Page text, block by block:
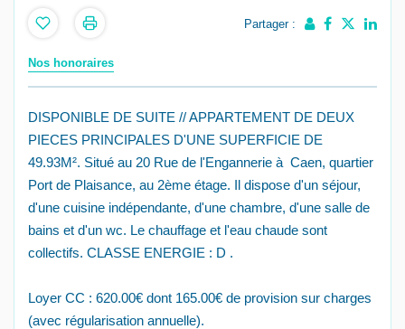
Partager :
Nos honoraires
DISPONIBLE DE SUITE // APPARTEMENT DE DEUX
PIECES PRINCIPALES D'UNE SUPERFICIE DE
49.93M². Situé au 20 Rue de l'Engannerie à Caen, quartier
Port de Plaisance, au 2ème étage. Il dispose d'un séjour,
d'une cuisine indépendante, d'une chambre, d'une salle de
bains et d'un wc. Le chauffage et l'eau chaude sont
collectifs. CLASSE ENERGIE : D .
Loyer CC : 620.00€ dont 165.00€ de provision sur charges
(avec régularisation annuelle).